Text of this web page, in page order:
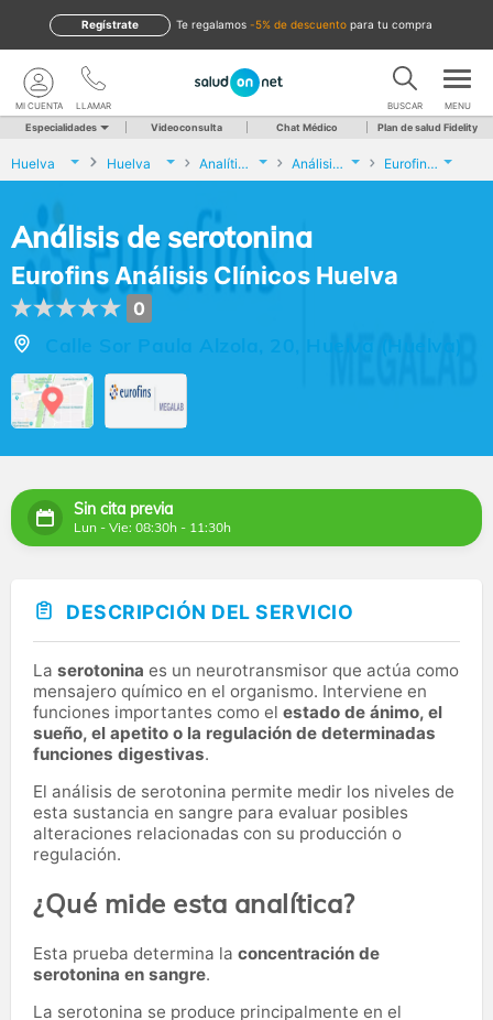
te regalamos -5% de descuento para tu compra
Regístrate
LLAMAR
MI CUENTA BUSCAR MENU
Especialidades Videoconsulta Chat Médico Plan de salud Fidelity
Huelva Huelva Analíticas y Genética Análisis de serotonina Eurofins Análisis Clínicos Huelva
Análisis de serotonina
Eurofins Análisis Clínicos Huelva
0
Calle Sor Paula Alzola, 20, Huelva (Huelva)
Sin cita previa
Lun - Vie: 08:30h - 11:30h
DESCRIPCIÓN DEL SERVICIO
La serotonina es un neurotransmisor que actúa como
mensajero químico en el organismo. Interviene en
funciones importantes como el estado de ánimo, el
sueño, el apetito o la regulación de determinadas
funciones digestivas.
El análisis de serotonina permite medir los niveles de
esta sustancia en sangre para evaluar posibles
alteraciones relacionadas con su producción o
regulación.
¿Qué mide esta analítica?
Esta prueba determina la concentración de
serotonina en sangre.
La serotonina se produce principalmente en el